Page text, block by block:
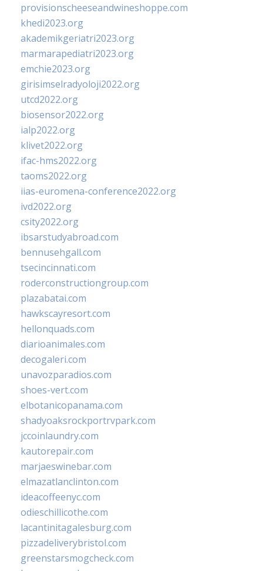
provisionscheeseandwineshoppe.com
khedi2023.org
akademikgeriatri2023.org
marmarapediatri2023.org
emchie2023.org
girisimselradyoloji2022.org
utcd2022.org
biosensor2022.org
ialp2022.org
klivet2022.org
ifac-hms2022.org
taoms2022.org
iias-euromena-conference2022.org
ivd2022.org
csity2022.org
ibsarstudyabroad.com
bennusehgall.com
tsecincinnati.com
roderconstructiongroup.com
plazabatai.com
hawkscayresort.com
hellonquads.com
diarioanimales.com
decogaleri.com
unavozparadios.com
shoes-vert.com
elbotanicopanama.com
shadyoaksrockportrvpark.com
jccoinlaundry.com
kautorepair.com
marjaeswinebar.com
elmazatlanclinton.com
ideacoffeenyc.com
odieschillicothe.com
lacantinitagalesburg.com
pizzadeliverybristol.com
greenstarsmogcheck.com